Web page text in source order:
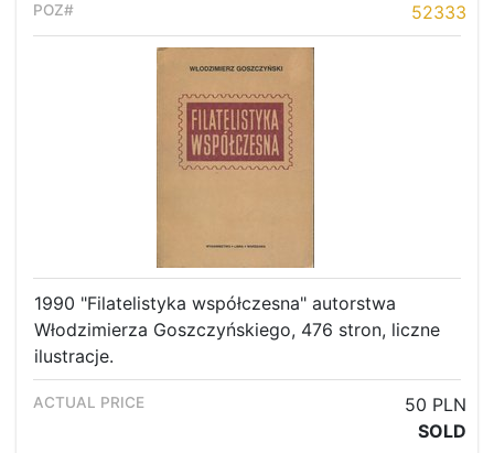
52333
1990 "Filatelistyka współczesna" autorstwa
Włodzimierza Goszczyńskiego, 476 stron, liczne
ilustracje.
50 PLN
SOLD